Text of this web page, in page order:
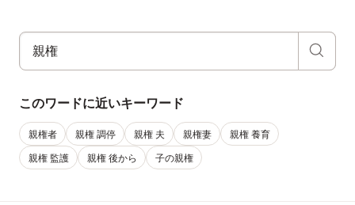
このワードに近いキーワード
親権者 親権 調停 親権 夫 親権妻
親権 養育
親権 監護
親権 後から 子の親権